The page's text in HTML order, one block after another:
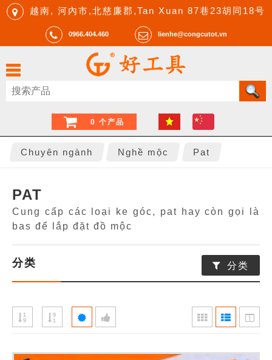
越南, 河內市,北慈廉郡,Tan Xuan 87巷23胡同18号
0966.404.460 lienhe@congcutot.vn
0 个产品
Chuyên ngành Nghề mộc Pat
PAT
Cung cấp các loại ke góc, pat hay còn gọi là
bas để lắp đặt đồ mộc
分类 分类